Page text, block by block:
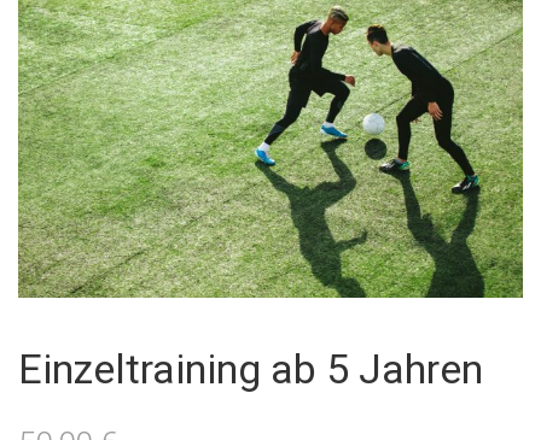
Einzeltraining ab 5 Jahren